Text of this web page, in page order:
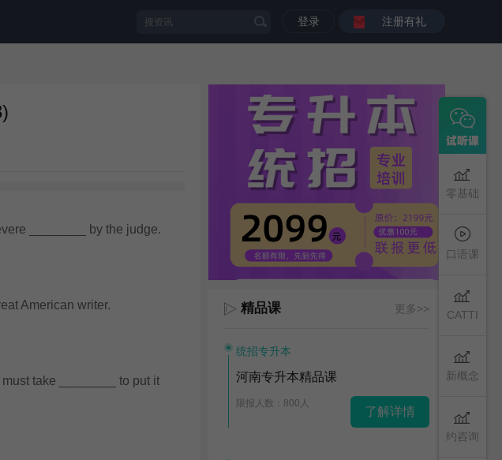
登录 注册有礼
________ by the judge.
American writer.
take ________ to put it
零基础
口语课
CATTI
新概念
约咨询
精品课 更多>>
统招专升本
河南专升本精品课
限报人数：800人
了解详情